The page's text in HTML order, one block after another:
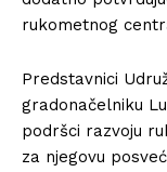
rukometnog
Predstavnici
gradonačelniku
podršci razvoju
za njegovu